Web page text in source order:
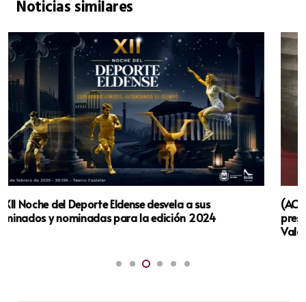
Noticias similares
(ACUSVAL) considera de «extrema gravedad» la
presencia de amianto en las instalaciones deportivas de